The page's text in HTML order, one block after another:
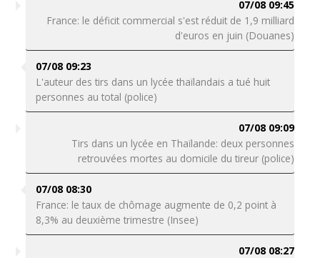
07/08 09:45
France: le déficit commercial s'est réduit de 1,9 milliard
d'euros en juin (Douanes)
07/08 09:23
L'auteur des tirs dans un lycée thaïlandais a tué huit
personnes au total (police)
07/08 09:09
Tirs dans un lycée en Thaïlande: deux personnes
retrouvées mortes au domicile du tireur (police)
07/08 08:30
France: le taux de chômage augmente de 0,2 point à
8,3% au deuxième trimestre (Insee)
07/08 08:27